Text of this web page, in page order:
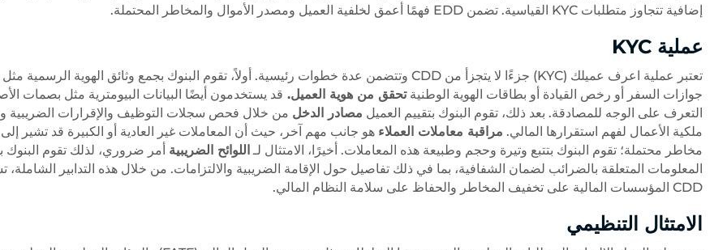
إضافية تتجاوز متطلبات KYC القياسية. تضمن EDD فهمًا أعمق لخلفية العميل ومصدر الأموال والمخاطر المحتملة.
عملية KYC
تعتبر عملية اعرف عميلك (KYC) جزءًا لا يتجزأ من CDD وتتضمن عدة خطوات رئيسية. أولاً، تقوم البنوك بجمع وثائق الهوية الرسمية مثل
جوازات السفر أو رخص القيادة أو بطاقات الهوية الوطنيةتحقق من هوية العميل. قد يستخدمون أيضًا البيانات البيومترية مثل بصمات
التعرف على الوجه للمصادقة. بعد ذلك، تقوم البنوك بتقييم العميل مصادر الدخل من خلال فحص سجلات التوظيف والإقرارات الضريبية
ملكية الأعمال لفهم استقرارها المالي. مراقبة معاملات العملاء هو جانب مهم آخر، حيث أن المعاملات غير العادية أو الكبيرة قد تشير إلى
مخاطر محتملة؛ تقوم البنوك بتتبع وتيرة وحجم وطبيعة هذه المعاملات. أخيرًا، الامتثال لـ اللوائح الضريبية أمر ضروري، لذلك تقوم البنوك
المعلومات المتعلقة بالضرائب لضمان الشفافية، بما في ذلك تفاصيل حول الإقامة الضريبية والالتزامات. من خلال هذه التدابير الشاملة،
CDD المؤسسات المالية على تخفيف المخاطر والحفاظ على سلامة النظام المالي.
الامتثال التنظيمي